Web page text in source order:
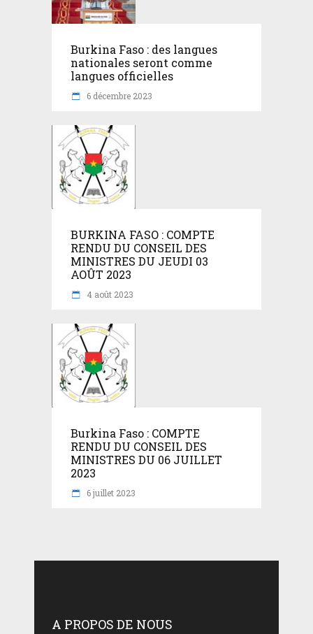
Burkina Faso : des langues
nationales seront comme
langues officielles
6 décembre 2023
BURKINA FASO : COMPTE
RENDU DU CONSEIL DES
MINISTRES DU JEUDI 03
AOÛT 2023
4 août 2023
Burkina Faso : COMPTE
RENDU DU CONSEIL DES
MINISTRES DU 06 JUILLET
2023
6 juillet 2023
A PROPOS DE NOUS